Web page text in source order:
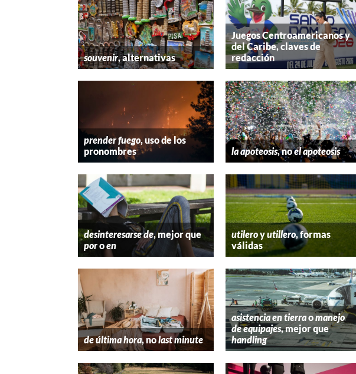
souvenir, alternativas
Juegos Centroamericanos y
del Caribe, claves de
redacción
prender fuego, uso de los
pronombres
la apoteosis, noel apoteosis
desinteresarse de, mejor que
poroen
utileroyutillero, formas
válidas
de última hora, nolast minute
asistencia en tierraomanejo
de equipajes, mejor que
handling